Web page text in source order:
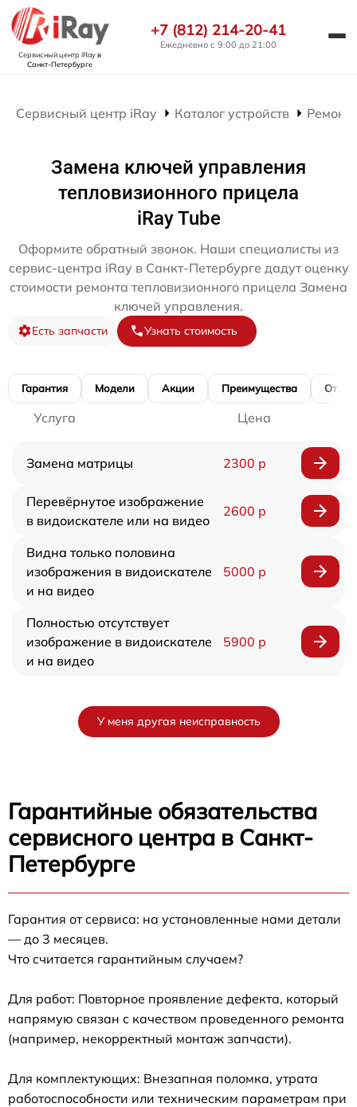
Сервисный центр iRayв
Санкт-Петербурге
+7 (812) 214-20-41
Ежедневно с 9:00 до 21:00
Сервисный центр iRay Каталог устройств Ремонт
Замена ключей управления
тепловизионного прицела
iRay Tube
Оформите обратный звонок. Наши специалисты из
сервис-центра iRay в Санкт-Петербурге дадут оценку
стоимости ремонта тепловизионного прицела Замена
ключей управления.
Есть запчасти Узнать стоимость
Гарантия Модели Акции Преимущества
Услуга Цена
Замена матрицы 2300 р
Перевёрнутое изображение
в видоискателе или на видео
2600 р
Видна только половина
изображения в видоискателе
и на видео
5000 р
Полностью отсутствует
изображение в видоискателе
и на видео
5900 р
У меня другая неисправность
Гарантийные обязательства
сервисного центра в Санкт-
Петербурге
Гарантия от сервиса: на установленные нами детали
— до 3 месяцев.
Что считается гарантийным случаем?
Для работ: Повторное проявление дефекта, который
напрямую связан с качеством проведенного ремонта
(например, некорректный монтаж запчасти).
Для комплектующих: Внезапная поломка, утрата
работоспособности или техническим параметрам при